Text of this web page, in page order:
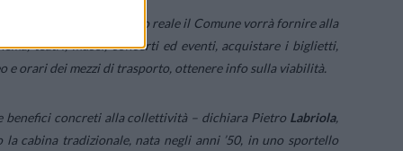
istituzionali che in tempo reale il Comune vorrà fornire alla
teatri, musei, concerti ed eventi, acquistare i biglietti,
e orari dei mezzi di trasporto, ottenere info sulla viabilità.
benefici concreti alla collettività– dichiara Pietro Labriola,
cabina tradizionale, nata negli anni ’50, in uno sportello